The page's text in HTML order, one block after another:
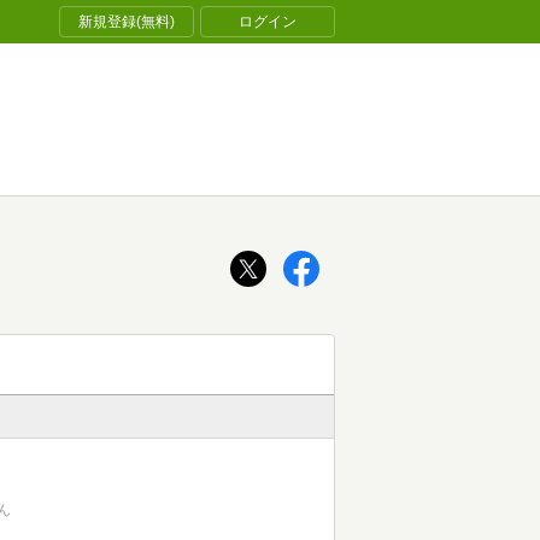
新規登録(無料) ログイン